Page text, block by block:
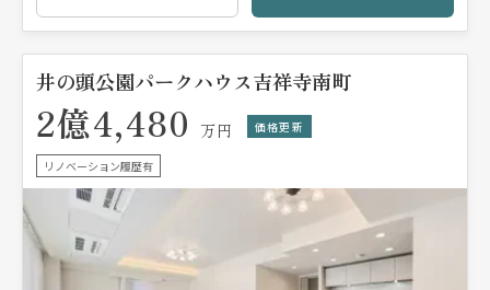
井の頭公園パークハウス吉祥寺南町
2億4,480 万円 価格更新
リノベーション履歴有